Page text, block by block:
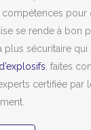
pour
se rende à bon
plus sécuritaire qui
, faites
certifiée par